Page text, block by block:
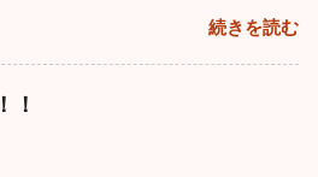
れていたブルーインパルス。ブル
好きで小さい時から父に連れられ
生と紅葉カヤックツアーに出かけ
診日の水曜日、早朝に横浜を出
湖の本栖湖に赴きました。紅葉の
た。多くの人たちの力も借りて
すでに遅く今までのブログがすべ
７年間の自分の軌跡は一瞬で吹っ
い財産をなくした気分で落ち込み
会社の方も、何とか復活できない
続きを読む
！